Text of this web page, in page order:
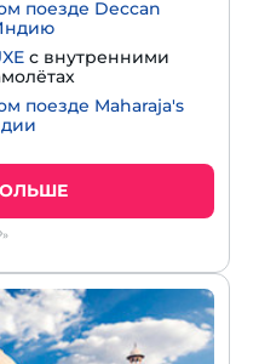
поезде Deccan
с внутренними
поезде Maharaja's